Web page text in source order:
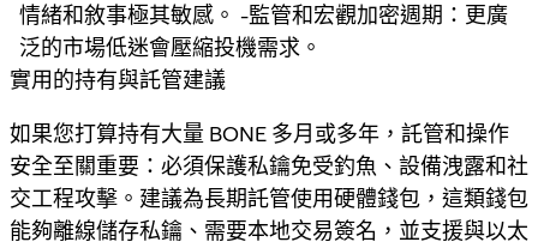
情緒和敘事極其敏感。 -監管和宏觀加密週期：更廣
泛的市場低迷會壓縮投機需求。
實用的持有與託管建議
如果您打算持有大量 BONE 多月或多年，託管和操作
安全至關重要：必須保護私鑰免受釣魚、設備洩露和社
交工程攻擊。建議為長期託管使用硬體錢包，這類錢包
能夠離線儲存私鑰、需要本地交易簽名，並支援與以太